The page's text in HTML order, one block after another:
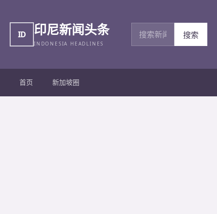
ID 印尼新闻头条
INDONESIA HEADLINES
搜索新闻
搜索
首页 新加坡圈